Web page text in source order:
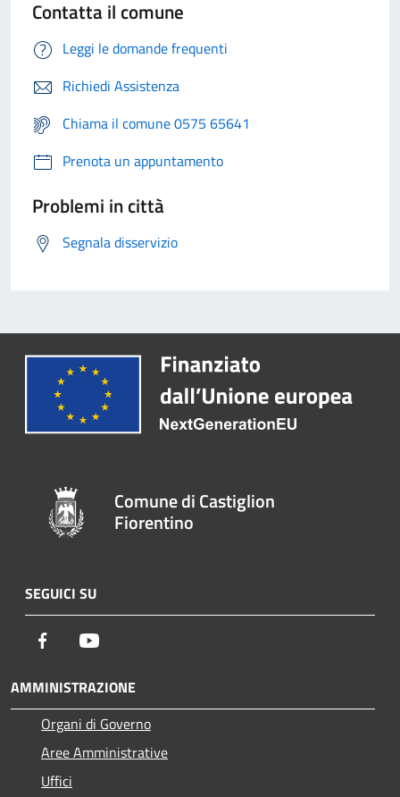
Contatta il comune
Leggi le domande frequenti
Richiedi Assistenza
Chiama il comune 0575 65641
Prenota un appuntamento
Problemi in città
Segnala disservizio
Comune di Castiglion
Fiorentino
SEGUICI SU
Facebook
AMMINISTRAZIONE
Organi di Governo
Aree Amministrative
Uffici